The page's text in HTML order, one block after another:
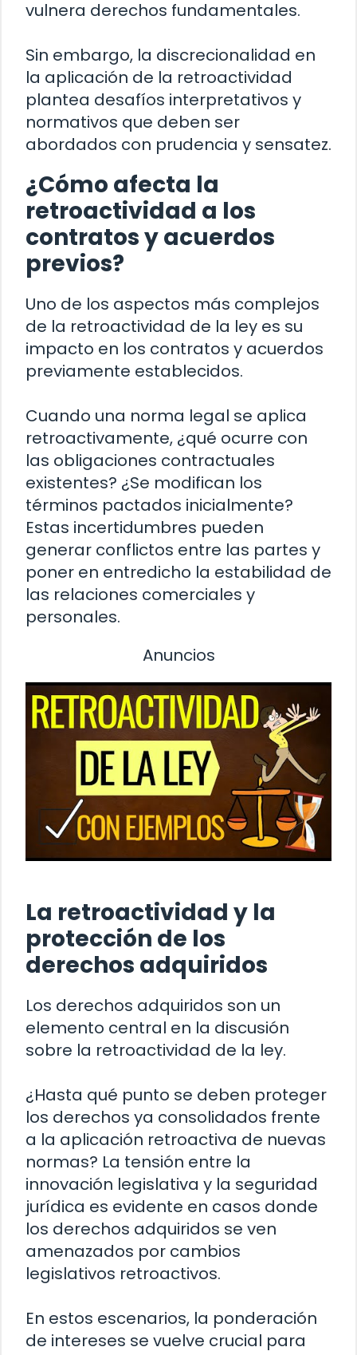
vulnera derechos fundamentales.
Sin embargo, la discrecionalidad en
la aplicación de la retroactividad
plantea desafíos interpretativos y
normativos que deben ser
abordados con prudencia y sensatez.
¿Cómo afecta la
retroactividad a los
contratos y acuerdos
previos?
Uno de los aspectos más complejos
de la retroactividad de la ley es su
impacto en los contratos y acuerdos
previamente establecidos.
Cuando una norma legal se aplica
retroactivamente, ¿qué ocurre con
las obligaciones contractuales
existentes? ¿Se modifican los
términos pactados inicialmente?
Estas incertidumbres pueden
generar conflictos entre las partes y
poner en entredicho la estabilidad de
las relaciones comerciales y
personales.
Anuncios
La retroactividad y la
protección de los
derechos adquiridos
Los derechos adquiridos son un
elemento central en la discusión
sobre la retroactividad de la ley.
¿Hasta qué punto se deben proteger
los derechos ya consolidados frente
a la aplicación retroactiva de nuevas
normas? La tensión entre la
innovación legislativa y la seguridad
jurídica es evidente en casos donde
los derechos adquiridos se ven
amenazados por cambios
legislativos retroactivos.
En estos escenarios, la ponderación
de intereses se vuelve crucial para